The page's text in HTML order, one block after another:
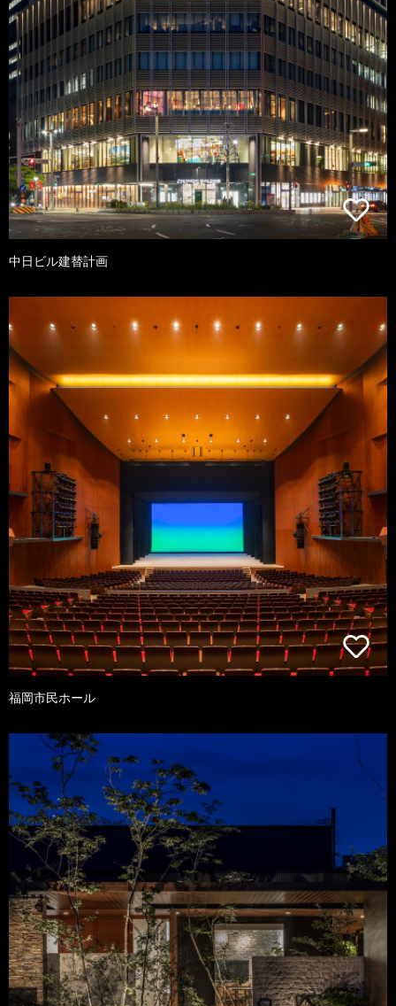
中日ビル建替計画
福岡市民ホール